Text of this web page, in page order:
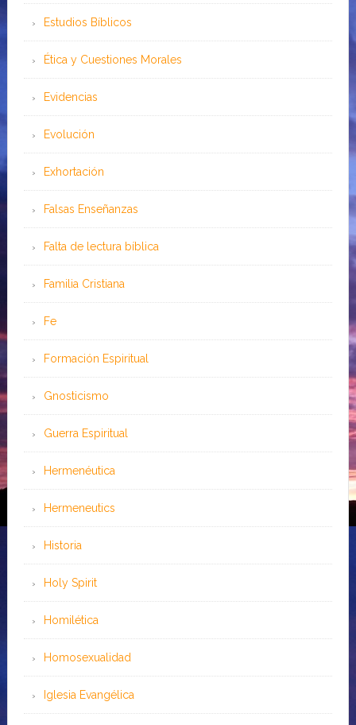
Estudios Bíblicos
Ética y Cuestiones Morales
Evidencias
Evolución
Exhortación
Falsas Enseñanzas
Falta de lectura bíblica
Familia Cristiana
Fe
Formación Espiritual
Gnosticismo
Guerra Espiritual
Hermenéutica
Hermeneutics
Historia
Holy Spirit
Homilética
Homosexualidad
Iglesia Evangélica